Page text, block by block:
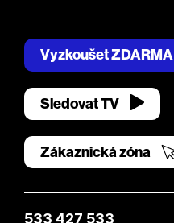
Vyzkoušet ZDARMA
Sledovat TV
Zákaznická zóna
533 427 533